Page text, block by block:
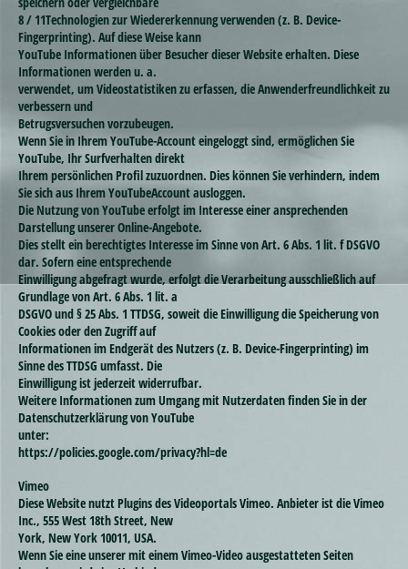
8 / 11Technologien zur Wiedererkennung verwenden (z. B. Device-
Fingerprinting). Auf diese Weise kann
YouTube Informationen über Besucher dieser Website erhalten. Diese
Informationen werden u. a.
verwendet, um Videostatistiken zu erfassen, die Anwenderfreundlichkeit zu
verbessern und
Betrugsversuchen vorzubeugen.
Wenn Sie in Ihrem YouTube-Account eingeloggt sind, ermöglichen Sie
YouTube, Ihr Surfverhalten direkt
Ihrem persönlichen Profil zuzuordnen. Dies können Sie verhindern, indem
Sie sich aus Ihrem YouTubeAccount ausloggen.
Die Nutzung von YouTube erfolgt im Interesse einer ansprechenden
Darstellung unserer Online-Angebote.
Dies stellt ein berechtigtes Interesse im Sinne von Art. 6 Abs. 1 lit. f DSGVO
dar. Sofern eine entsprechende
Einwilligung abgefragt wurde, erfolgt die Verarbeitung ausschließlich auf
Grundlage von Art. 6 Abs. 1 lit. a
DSGVO und § 25 Abs. 1 TTDSG, soweit die Einwilligung die Speicherung von
Cookies oder den Zugriff auf
Informationen im Endgerät des Nutzers (z. B. Device-Fingerprinting) im
Sinne des TTDSG umfasst. Die
Einwilligung ist jederzeit widerrufbar.
Weitere Informationen zum Umgang mit Nutzerdaten finden Sie in der
Datenschutzerklärung von YouTube
unter:
https://policies.google.com/privacy?hl=de
Vimeo
Diese Website nutzt Plugins des Videoportals Vimeo. Anbieter ist die Vimeo
Inc., 555 West 18th Street, New
York, New York 10011, USA.
Wenn Sie eine unserer mit einem Vimeo-Video ausgestatteten Seiten